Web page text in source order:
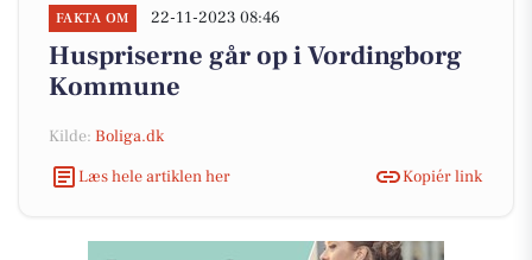
FAKTA OM 22-11-2023 08:46
Huspriserne går op i Vordingborg
Kommune
Kilde: Boliga.dk
Læs hele artiklen her
Kopiér link